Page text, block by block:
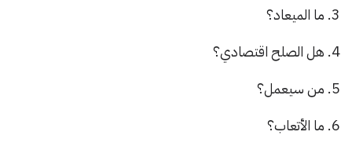
ما الميعاد؟
هل الصلح اقتصادي؟
من سيعمل؟
ما الأتعاب؟